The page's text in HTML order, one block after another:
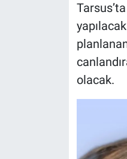
olacak.